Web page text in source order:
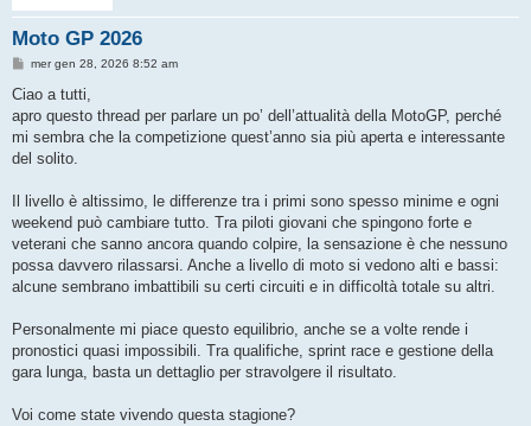
Moto GP 2026
M
s
a
g
i
mer gen 28, 2026 8:52 am
Ciao a tutti,
apro questo thread per parlare un po’ dell’attualità della MotoGP, perché
mi sembra che la competizione quest’anno sia più aperta e interessante
del solito.
Il livello è altissimo, le differenze tra i primi sono spesso minime e ogni
weekend può cambiare tutto. Tra piloti giovani che spingono forte e
veterani che sanno ancora quando colpire, la sensazione è che nessuno
possa davvero rilassarsi. Anche a livello di moto si vedono alti e bassi:
alcune sembrano imbattibili su certi circuiti e in difficoltà totale su altri.
Personalmente mi piace questo equilibrio, anche se a volte rende i
pronostici quasi impossibili. Tra qualifiche, sprint race e gestione della
gara lunga, basta un dettaglio per stravolgere il risultato.
Voi come state vivendo questa stagione?